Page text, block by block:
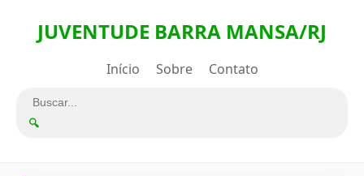
JUVENTUDE BARRA MANSA/RJ
Início Sobre Contato
🔍